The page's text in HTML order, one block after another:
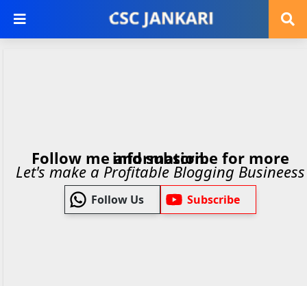
Follow me and subscribe for more information.
Let's make a Profitable Blogging Busineess
Follow Us Subscribe